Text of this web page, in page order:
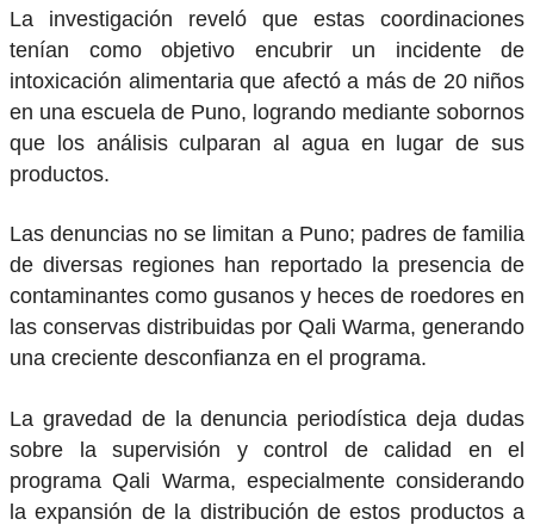
La investigación reveló que estas coordinaciones
tenían como objetivo encubrir un incidente de
intoxicación alimentaria que afectó a más de 20 niños
en una escuela de Puno, logrando mediante sobornos
que los análisis culparan al agua en lugar de sus
productos.
Las denuncias no se limitan a Puno; padres de familia
de diversas regiones han reportado la presencia de
contaminantes como gusanos y heces de roedores en
las conservas distribuidas por Qali Warma, generando
una creciente desconfianza en el programa.
La gravedad de la denuncia periodística deja dudas
sobre la supervisión y control de calidad en el
programa Qali Warma, especialmente considerando
la expansión de la distribución de estos productos a